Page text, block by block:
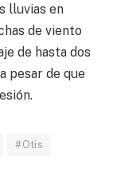
lluvias en
de viento
de hasta dos
pesar de que
#Otis